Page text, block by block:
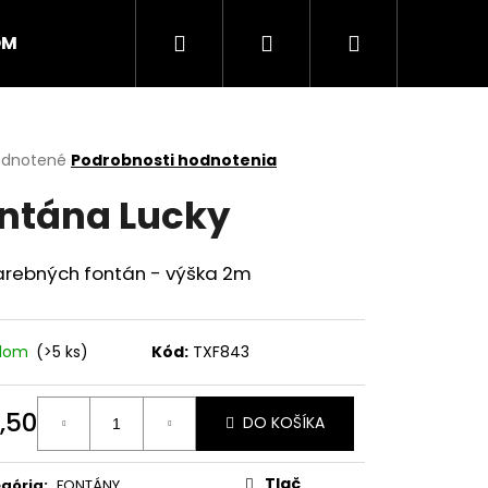
RAKETY RÍMSKE SVIECE
Hľadať PrihlásenieNákupný
Podrobnosti hodnotenia
Lucky
fontán - výška 2m
(>5 ks) Kód: TXF843
DO KOŠÍKA
Tlač
Nasledujúce